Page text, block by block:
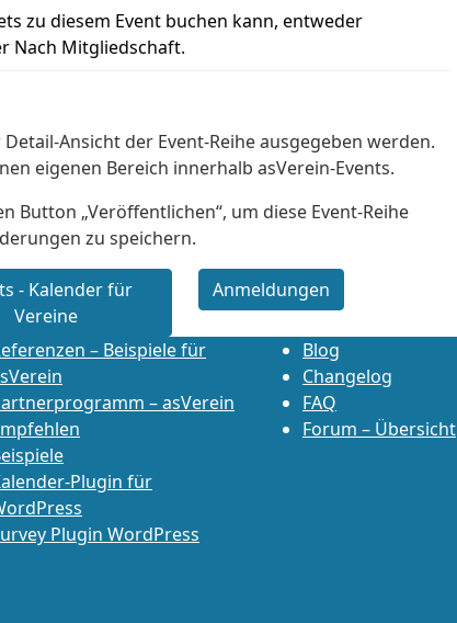
zu diesem Event buchen kann, entweder
Nach Mitgliedschaft.
Ansicht der Event-Reihe ausgegeben werden.
eigenen Bereich innerhalb asVerein-Events.
Button „Veröffentlichen“, um diese Event-Reihe
zu speichern.
- Kalender für
Vereine
Anmeldungen
– Beispiele für
– asVerein
Plugin für
Plugin WordPress
Blog
Changelog
FAQ
Forum – Übersicht